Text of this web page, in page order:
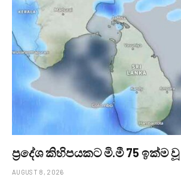
ප්‍රදේශ කිහිපයකට මි.මී 75 ඉක්ම වූ
AUGUST 8, 2026